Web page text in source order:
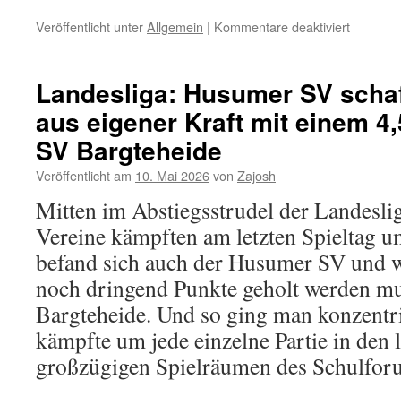
Veröffentlicht unterAllgemein | Kommentare deaktiviertfür
beim
Itzehoer
Schach
Landesliga: Husumer SV
aus eigener Kraft mit einem
SV Bargteheide
Veröffentlicht am 10. Mai 2026von Zajosh
Mitten im Abstiegsstrudel der
Vereine kämpften am letzten Spieltag
befand sich auch der Husumer SV und
noch dringend Punkte geholt werden
Bargteheide. Und so ging man
kämpfte um jede einzelne Partie in den
großzügigen Spielräumen des